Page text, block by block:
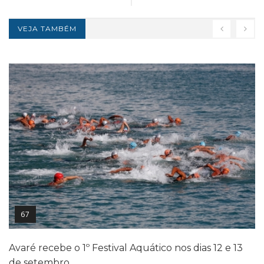
VEJA TAMBÉM
67
Avaré recebe o 1º Festival Aquático nos dias 12 e 13